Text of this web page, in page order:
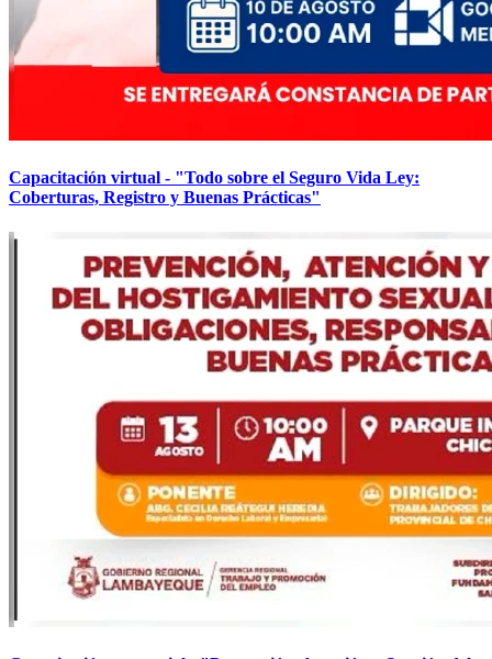
Capacitación virtual - "Todo sobre el Seguro Vida Ley:
Coberturas, Registro y Buenas Prácticas"